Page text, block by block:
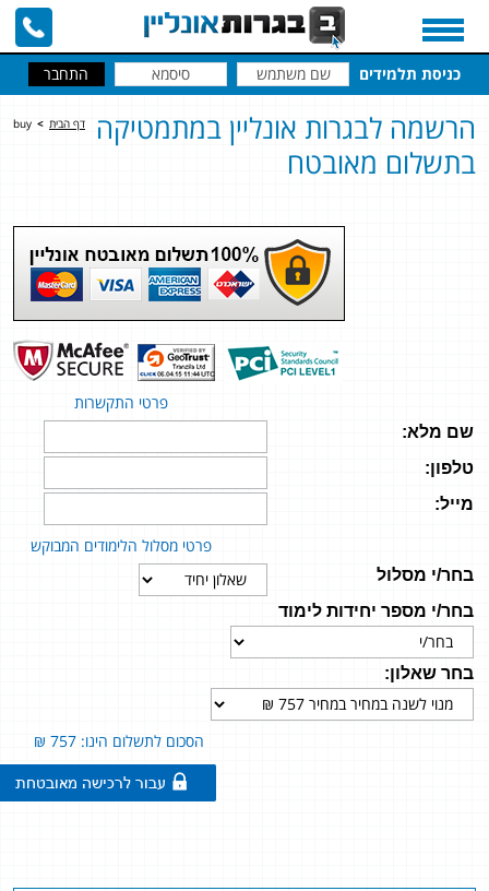
כניסת תלמידים
דף הבית >
buy
הרשמה לבגרות אונליין במתמטיקה
בתשלום מאובטח
פרטי התקשרות
שם מלא:
טלפון:
מייל:
פרטי מסלול הלימודים המבוקש
בחר/י מסלול
בחר/י מספר יחידות לימוד
בחר שאלון:
הסכום לתשלום הינו: 757 ₪